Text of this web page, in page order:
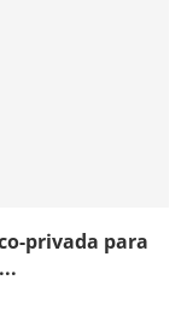
privada para